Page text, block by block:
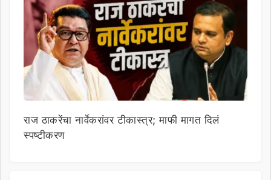
राज ठाकरेंचा नार्वेकरांवर टीकास्त्र; माफी मागत दिलं
स्पष्टीकरण